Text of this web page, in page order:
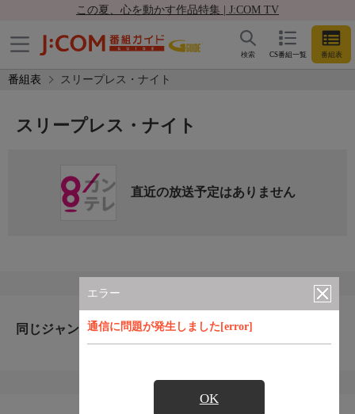
この夏、心を動かす作品特集 | J:COM TV
CS番組一覧 番組表
検索
番組表 スリープレス・ナイト
エラー
通信に問題が発生しました[error]
OK
スリープレス・ナイト
直近の放送予定はありません
同じジャンルのおすすめ番組